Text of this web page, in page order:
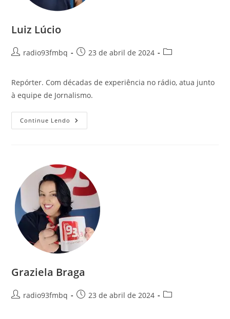
Luiz Lúcio
radio93fmbq 23 de abril de 2024
Repórter. Com décadas de experiência no rádio, atua junto
à equipe de Jornalismo.
Continue Lendo
Graziela Braga
radio93fmbq 23 de abril de 2024